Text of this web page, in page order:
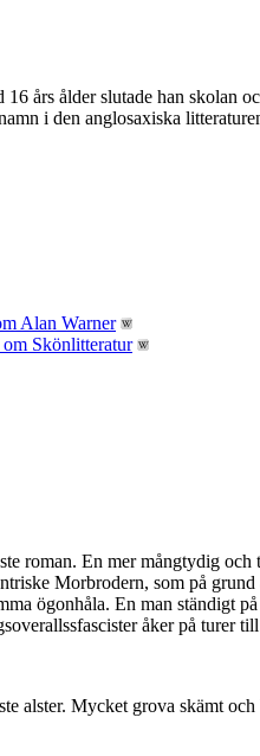
års ålder slutade han skolan
i den anglosaxiska
roman. En mer mångtydig
Morbrodern, som på
ögonhåla. En man ständigt
åker på
alster. Mycket grova skämt